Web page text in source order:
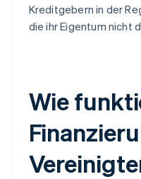
Kreditgebern in der
die ihr Eigentum nicht
Wie